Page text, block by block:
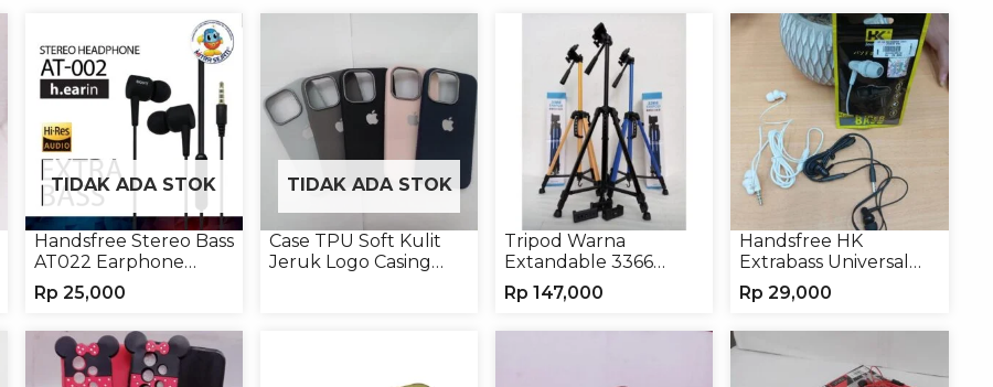
TIDAK ADA STOK
Handsfree Stereo Bass
AT022 Earphone
Headset Headphone
Rp 25,000
TIDAK ADA STOK
Case TPU Soft Kulit
Jeruk Logo Casing
Tripod Warna
Extandable 3366
Tripod Handphone
Kamera
Rp 147,000
Handsfree HK
Extrabass Universal
Jack 3.5mm 891
Earphone Headset
Rp 29,000